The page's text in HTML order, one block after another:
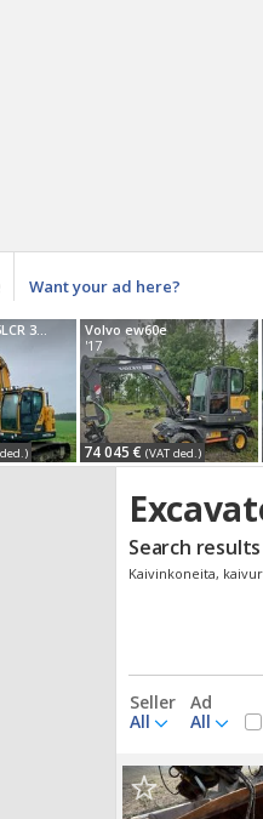
Want your ad here?
Hyundai HX235LCR 3D EC
Volvo ew60e
'17
74 045 € (VAT ded.)
Search results
Kaivinkoneita,
Seller
All
Ad
All